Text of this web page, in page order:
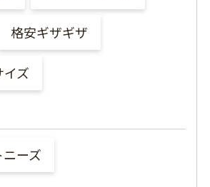
格安ギザギザ
ズ
ーズ